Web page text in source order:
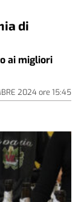
di
ai migliori
2024ore 15:45